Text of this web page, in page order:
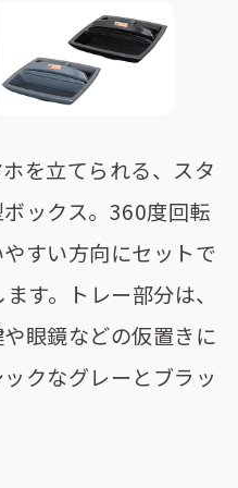
を立てられる、スタ
ックス。360度回転
すい方向にセットで
す。トレー部分は、
眼鏡などの仮置きに
クなグレーとブラッ